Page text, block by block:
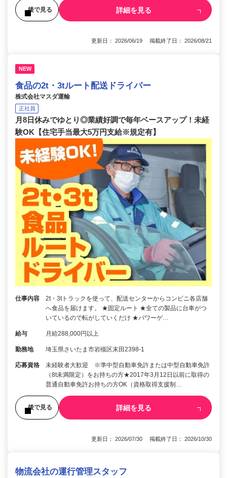
後で見る 詳細を見る
更新日： 2026/06/19 掲載終了日： 2026/08/21
NEW
食品の2t・3tルート配送ドライバー
株式会社マスダ運輸
正社員
月8日休みでゆとり◎業績好調で毎年ベースアップ！未経
験OK【住宅手当最大5万円支給※規定有】
仕事内容
2t・3tトラックを使って、配送センターからコンビニ各店舗
へ食品を届けます。 ★固定ルート ★全ての製品に台車がつ
いているので転がしていくだけ ★パワーゲ…
給与 月給288,000円以上
勤務地 埼玉県さいたま市岩槻区末田2398-1
応募資格
未経験者大歓迎 ※準中型自動車免許または中型自動車免許
（8t未満限定）をお持ちの方★2017年3月12日以前に取得の
普通自動車免許お持ちの方OK（資格取得支援制…
後で見る 詳細を見る
更新日： 2026/07/30 掲載終了日： 2026/10/30
物流会社の運行管理スタッフ